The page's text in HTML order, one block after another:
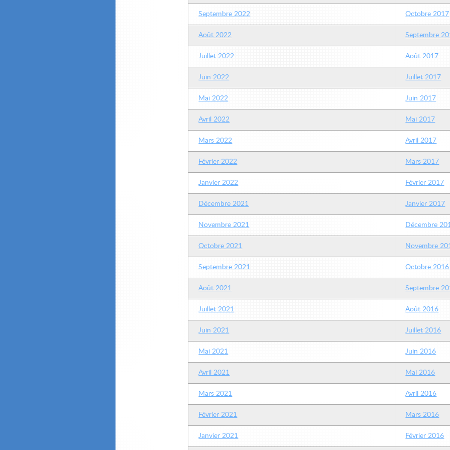
Septembre 2022 Octobre 2017
Août 2022 Septembre
Juillet 2022 Août 2017
Juin 2022 Juillet 2017
Mai 2022 Juin 2017
Avril 2022 Mai 2017
Mars 2022 Avril 2017
Février 2022 Mars 2017
Janvier 2022 Février 2017
Décembre 2021 Janvier 2017
Novembre 2021 Décembre
Octobre 2021 Novembre
Septembre 2021 Octobre 2016
Août 2021 Septembre
Juillet 2021 Août 2016
Juin 2021 Juillet 2016
Mai 2021 Juin 2016
Avril 2021 Mai 2016
Mars 2021 Avril 2016
Février 2021 Mars 2016
Janvier 2021 Février 2016